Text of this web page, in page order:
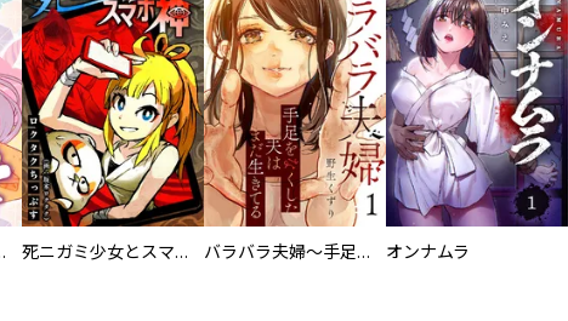
【連載版】 死ニガミ少女とスマホ神 バラバラ夫婦～手足をなくした夫はまだ生きてる オンナムラ